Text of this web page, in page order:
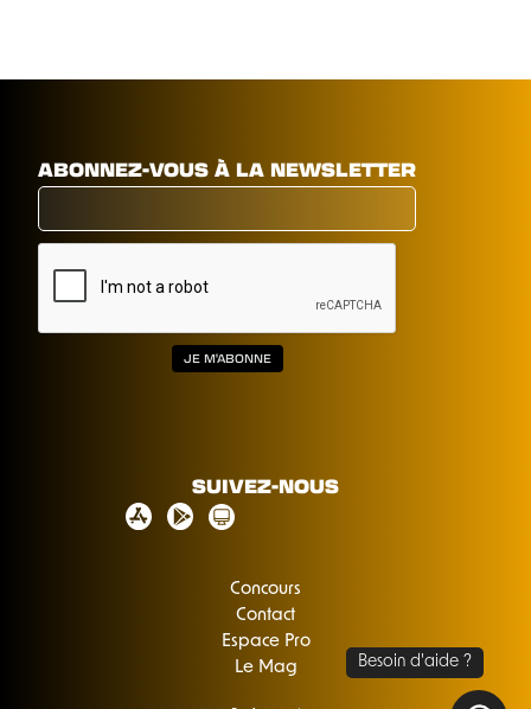
ABONNEZ-VOUS À LA NEWSLETTER
SUIVEZ-NOUS
Concours
Contact
Espace Pro
Le Mag